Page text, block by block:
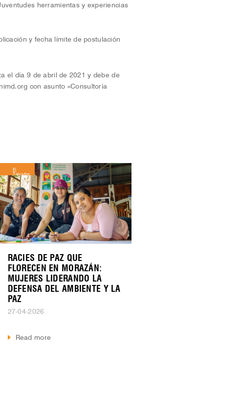
herramientas y experiencias
y fecha límite de postulación
el día 9 de abril de 2021 y debe de
con asunto «Consultoría
RACIES DE PAZ QUE
FLORECEN EN MORAZÁN:
MUJERES LIDERANDO LA
DEFENSA DEL AMBIENTE Y LA
PAZ
27-04-2026
Read more
El
Salvador